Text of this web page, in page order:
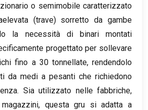
o semimobile caratterizzato
(trave) sorretto da gambe
la necessità di binari montati
progettato per sollevare
fino a 30 tonnellate, rendendolo
da medi a pesanti che richiedono
Sia utilizzato nelle fabbriche,
questa gru si adatta a